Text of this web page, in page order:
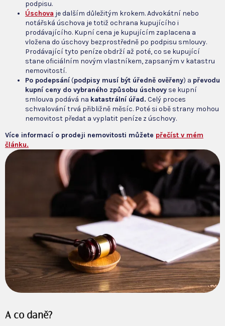
podpisu.
Úschova je dalším důležitým krokem. Advokátní nebo
notářská úschova je totiž ochrana kupujícího i
prodávajícího. Kupní cena je kupujícím zaplacena a
vložena do úschovy bezprostředně po podpisu smlouvy.
Prodávající tyto peníze obdrží až poté, co se kupující
stane oficiálním novým vlastníkem, zapsaným v katastru
nemovitostí.
Po podepsání(podpisy musí být úředně ověřeny) a převodu
kupní ceny do vybraného způsobu úschovy se kupní
smlouva podává na katastrální úřad. Celý proces
schvalování trvá přibližně měsíc. Poté si obě strany mohou
nemovitost předat a vyplatit peníze z úschovy.
Více informací o prodeji nemovitosti můžete přečíst v mém
článku.
A co daně?